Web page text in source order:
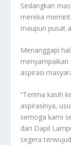
Sedangkan
mereka
maupun pusat
Menanggapi
aspirasi
“Terima kasih
aspirasinya,
semoga kami
dari Dapil
segera